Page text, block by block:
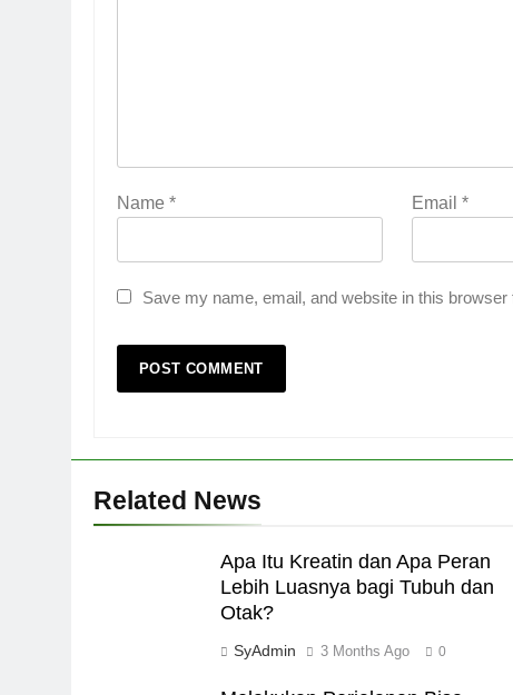
Name * Email*
Save my name, email, and website in this
Related News
Apa Itu Kreatin dan Apa Peran
Lebih Luasnya bagi Tubuh dan
Otak?
SyAdmin 3 Months Ago 0